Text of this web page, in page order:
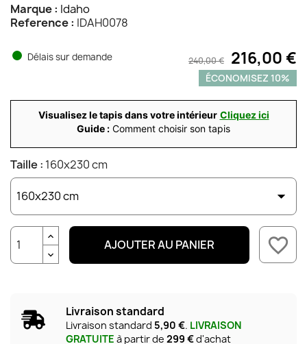
Marque : Idaho
Reference : IDAH0078
Délais sur demande 216,00 €
240,00 €
ÉCONOMISEZ 10%
Visualisez le tapis dans votre intérieur Cliquez ici
Guide : Comment choisir son tapis
Taille : 160x230 cm
AJOUTER AU PANIER favorite_border
Livraison standard
Livraison standard 5,90 €. LIVRAISON
GRATUITE à partir de 299 €d'achat